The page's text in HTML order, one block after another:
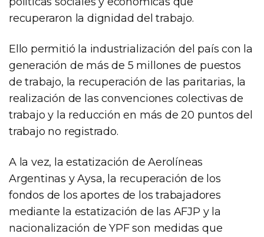
recuperaron la dignidad del trabajo.
Ello permitió la industrialización del país con la
generación de más de 5 millones de puestos
de trabajo, la recuperación de las paritarias, la
realización de las convenciones colectivas de
trabajo y la reducción en más de 20 puntos del
trabajo no registrado.
A la vez, la estatización de Aerolíneas
Argentinas y Aysa, la recuperación de los
fondos de los aportes de los trabajadores
mediante la estatización de las AFJP y la
nacionalización de YPF son medidas que